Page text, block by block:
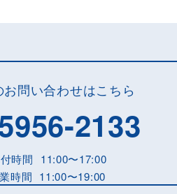
問い合わせはこちら
2133
時間
11:00〜17:00
時間 11:00〜19:00